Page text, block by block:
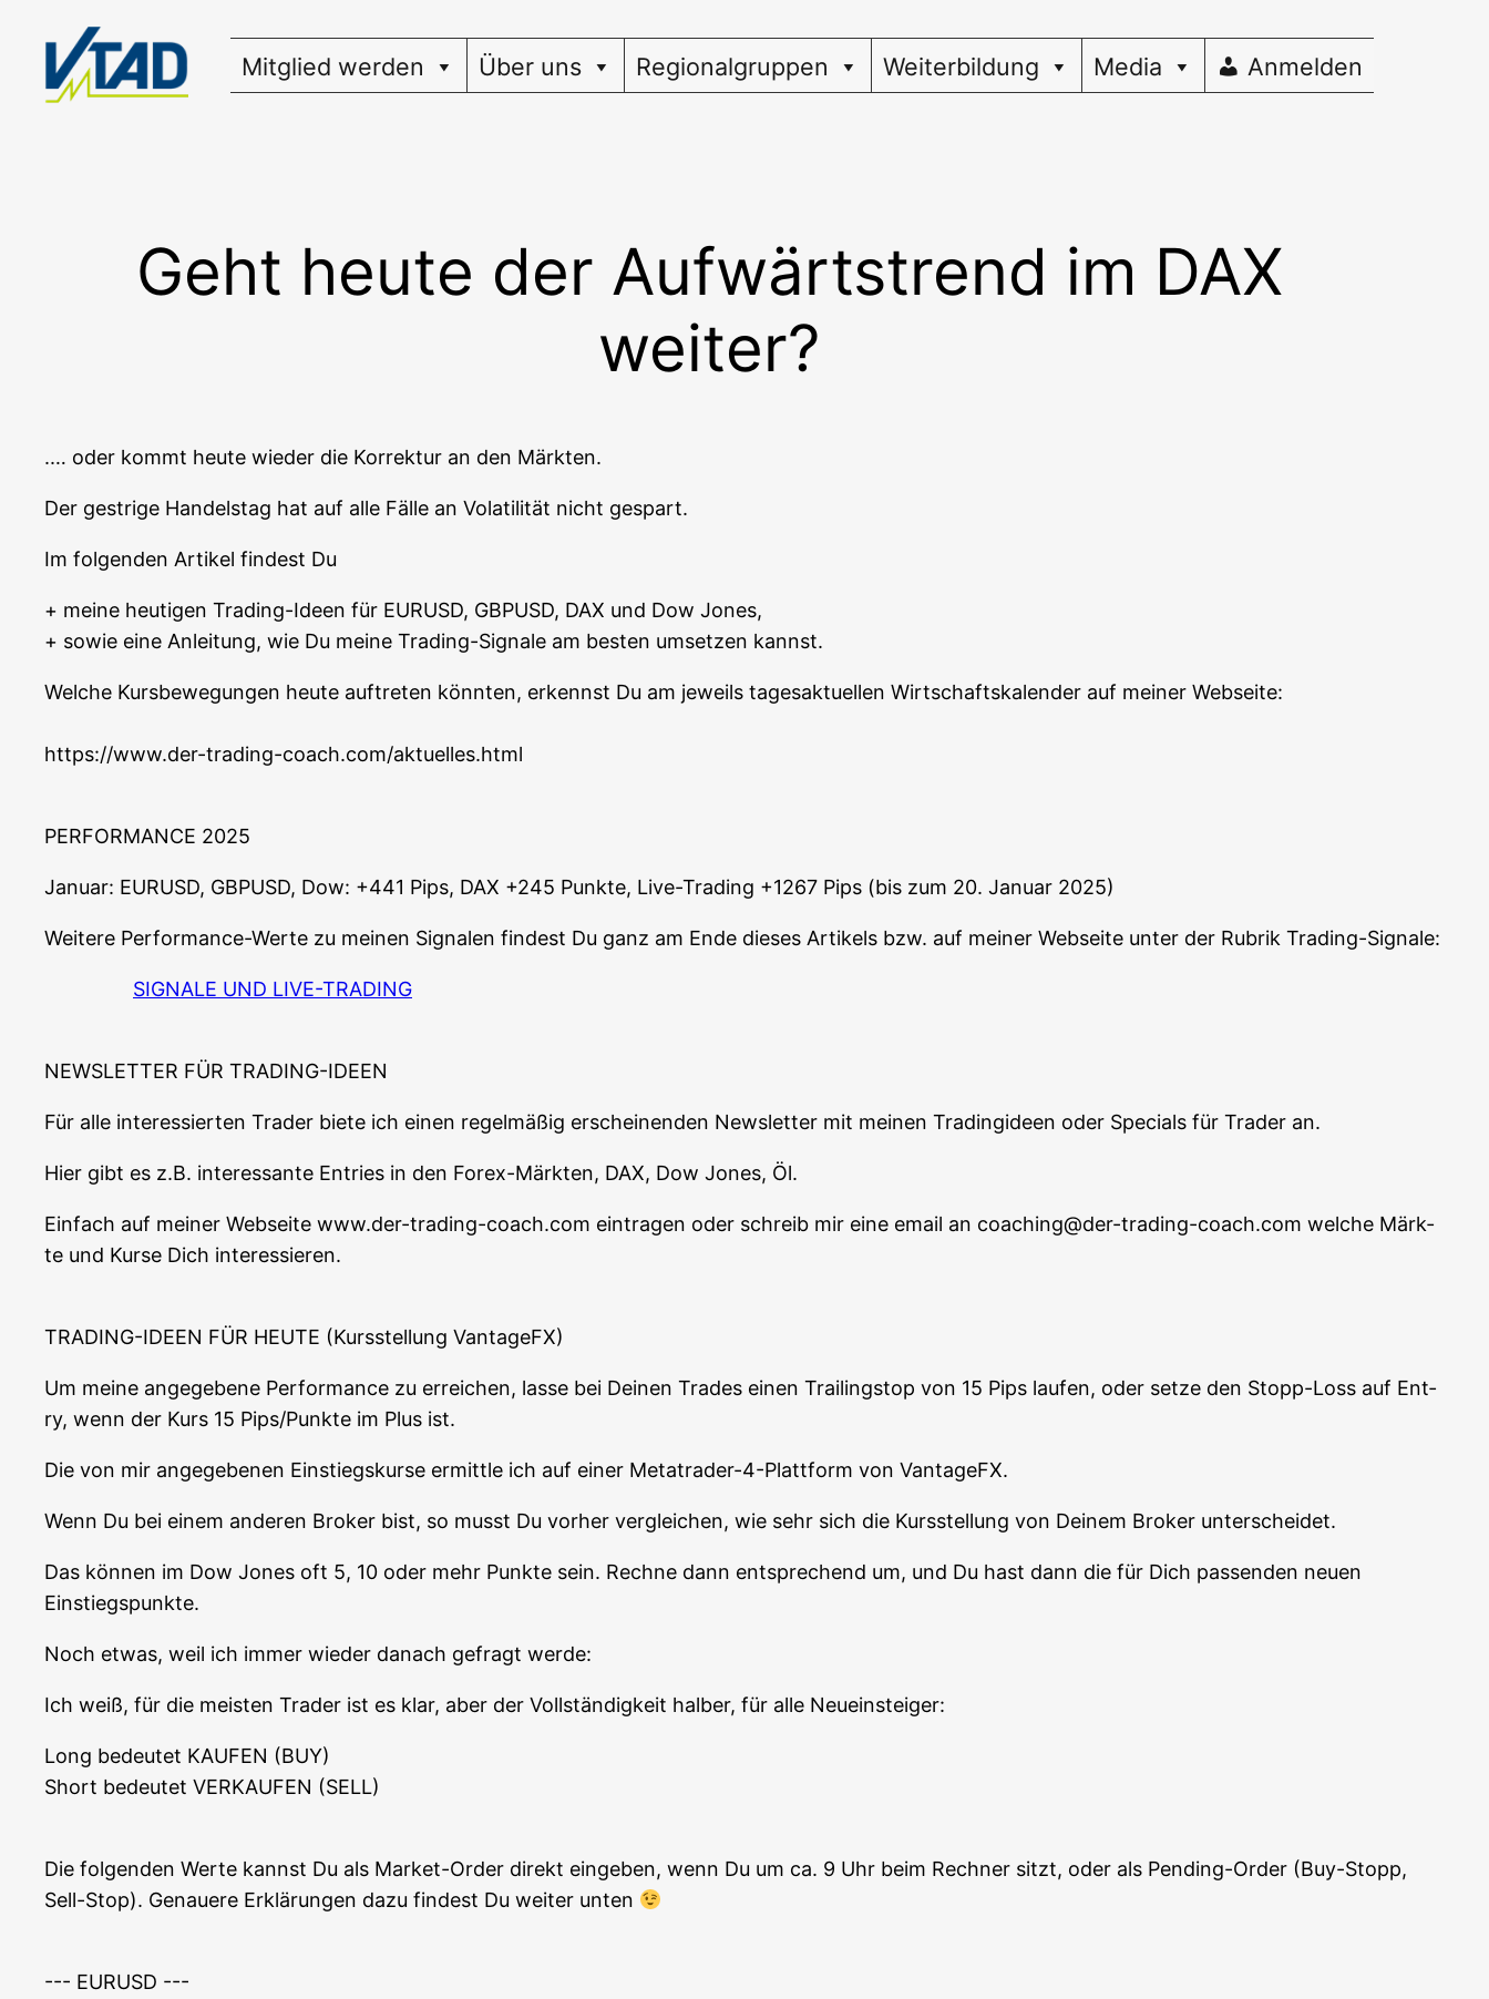
springen
Mitglied werden Über uns Regionalgruppen Weiterbildung Media Anmelden
Geht heute der Aufwärtstrend im DAX
weiter?
.… oder kommt heu­te wie­der die Kor­rek­tur an den Märkten.
Der gest­ri­ge Han­dels­tag hat auf alle Fäl­le an Vola­ti­li­tät nicht gespart.
Im fol­gen­den Arti­kel fin­dest Du
+ mei­ne heu­ti­gen Tra­ding-Ideen für EURUSD, GBPUSD, DAX und Dow Jones,
+ sowie eine Anlei­tung, wie Du mei­ne Tra­ding-Signa­le am bes­ten umset­zen kannst.
Wel­che Kurs­be­we­gun­gen heu­te auf­tre­ten könn­ten, erkennst Du am jeweils tages­ak­tu­el­len Wirt­schafts­ka­len­der auf mei­ner Web­sei­te:
https://www.der-trading-coach.com/aktuelles.html
PERFORMANCE 2025
Janu­ar: EURUSD, GBPUSD, Dow: +441 Pips, DAX +245 Punk­te, Live-Tra­ding +1267 Pips (bis zum 20. Janu­ar 2025)
Wei­te­re Per­for­mance-Wer­te zu mei­nen Signa­len fin­dest Du ganz am Ende die­ses Arti­kels bzw. auf mei­ner Web­sei­te unter der Rubrik Trading-Signale:
SIGNALE UND LIVE-TRADING
NEWSLETTER FÜR TRADING-IDEEN
Für alle inter­es­sier­ten Trader bie­te ich einen regel­mä­ßig erschei­nen­den News­let­ter mit mei­nen Tra­ding­ideen oder Spe­cials für Trader an.
Hier gibt es z.B. inter­es­san­te Ent­ries in den Forex-Märk­ten, DAX, Dow Jones, Öl.
Ein­fach auf mei­ner Web­sei­te www.der-trading-coach.com ein­tra­gen oder schreib mir eine email an coaching@der-trading-coach.com wel­che Märk­
te und Kur­se Dich interessieren.
TRADING-IDEEN FÜR HEUTE (Kurs­stel­lung VantageFX)
Um mei­ne ange­ge­be­ne Per­for­mance zu errei­chen, las­se bei Dei­nen Trades einen Trai­lings­top von 15 Pips lau­fen, oder set­ze den Stopp-Loss auf Ent­
ry, wenn der Kurs 15 Pips/Punkte im Plus ist.
Die von mir ange­ge­be­nen Ein­stiegs­kur­se ermitt­le ich auf einer Metat­rader-4-Platt­form von VantageFX.
Wenn Du bei einem ande­ren Bro­ker bist, so musst Du vor­her ver­glei­chen, wie sehr sich die Kurs­stel­lung von Dei­nem Bro­ker unterscheidet.
Das kön­nen im Dow Jones oft 5, 10 oder mehr Punk­te sein. Rech­ne dann ent­spre­chend um, und Du hast dann die für Dich pas­sen­den neu­en
Einstiegspunkte.
Noch etwas, weil ich immer wie­der danach gefragt werde:
Ich weiß, für die meis­ten Trader ist es klar, aber der Voll­stän­dig­keit hal­ber, für alle Neueinsteiger:
Long bedeu­tet KAUFEN (BUY)
Short bedeu­tet VERKAUFEN (SELL)
Die fol­gen­den Wer­te kannst Du als Mar­ket-Order direkt ein­ge­ben, wenn Du um ca. 9 Uhr beim Rech­ner sitzt, oder als Pen­ding-Order (Buy-Stopp,
Sell-Stop). Genaue­re Erklä­run­gen dazu fin­dest Du wei­ter unten
--- EURUSD ---